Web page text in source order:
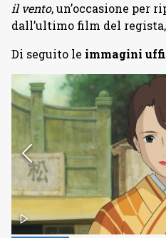
il vento, un’occasione per
dall’ultimo film del
Di seguito le immagini